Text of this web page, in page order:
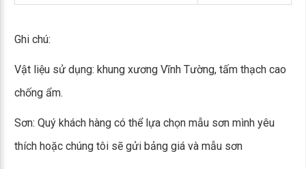
Ghi chú:
Vật liệu sử dụng: khung xương Vĩnh Tường, tấm thạch cao
chống ẩm.
Sơn: Quý khách hàng có thể lựa chọn mẫu sơn mình yêu
thích hoặc chúng tôi sẽ gửi bảng giá và mẫu sơn